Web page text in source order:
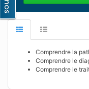
Comprendre la
Comprendre le
Comprendre le